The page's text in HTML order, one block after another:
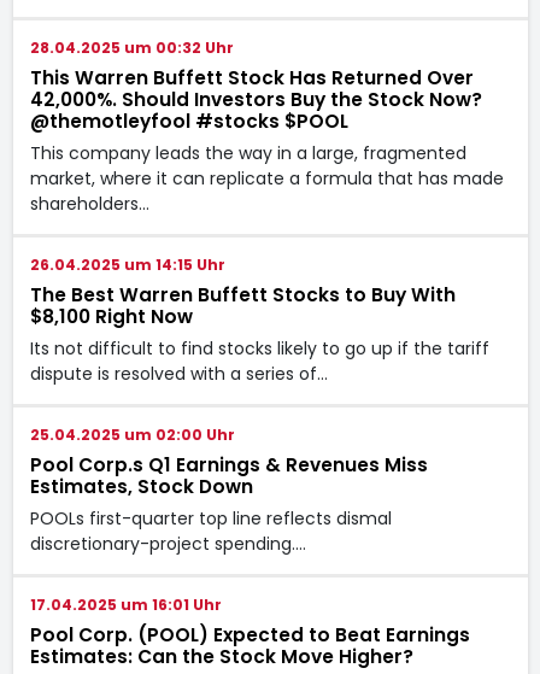
28.04.2025 um 00:32 Uhr
This Warren Buffett Stock Has Returned Over
42,000%. Should Investors Buy the Stock Now?
@themotleyfool #stocks $POOL
This company leads the way in a large, fragmented
market, where it can replicate a formula that has made
shareholders…
26.04.2025 um 14:15 Uhr
The Best Warren Buffett Stocks to Buy With
$8,100 Right Now
Its not difficult to find stocks likely to go up if the tariff
dispute is resolved with a series of…
25.04.2025 um 02:00 Uhr
Pool Corp.s Q1 Earnings & Revenues Miss
Estimates, Stock Down
POOLs first-quarter top line reflects dismal
discretionary-project spending.…
17.04.2025 um 16:01 Uhr
Pool Corp. (POOL) Expected to Beat Earnings
Estimates: Can the Stock Move Higher?